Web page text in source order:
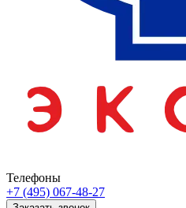
Телефоны
+7 (495) 067-48-27